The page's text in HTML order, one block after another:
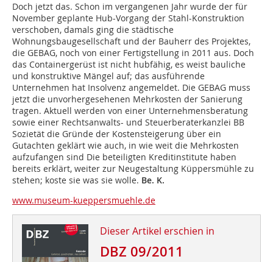
Doch jetzt das. Schon im vergangenen Jahr wurde der für
November geplante Hub-Vorgang der Stahl-Konstruktion
verschoben, damals ging die städtische
Wohnungsbaugesellschaft und der Bauherr des Projektes,
die GEBAG, noch von einer Fertigstellung in 2011 aus. Doch
das Containergerüst ist nicht hubfähig, es weist bauliche
und konstruktive Mängel auf; das ausführende
Unternehmen hat Insolvenz angemeldet. Die GEBAG muss
jetzt die unvorhergesehenen Mehrkosten der Sanierung
tragen. Aktuell werden von einer Unternehmensberatung
sowie einer Rechtsanwalts- und Steuerberaterkanzlei BB
Sozietät die Gründe der Kostensteigerung über ein
Gutachten geklärt wie auch, in wie weit die Mehrkosten
aufzufangen sind Die beteiligten Kreditinstitute haben
bereits erklärt, weiter zur Neugestaltung Küppersmühle zu
stehen; koste sie was sie wolle. Be. K.
www.museum-kueppersmuehle.de
Dieser Artikel erschien in
DBZ 09/2011